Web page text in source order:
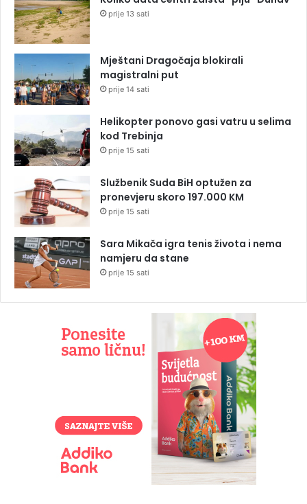
prije 13 sati
Mještani Dragočaja blokirali
magistralni put
prije 14 sati
Helikopter ponovo gasi vatru u selima
kod Trebinja
prije 15 sati
Službenik Suda BiH optužen za
pronevjeru skoro 197.000 KM
prije 15 sati
Sara Mikača igra tenis života i nema
namjeru da stane
prije 15 sati